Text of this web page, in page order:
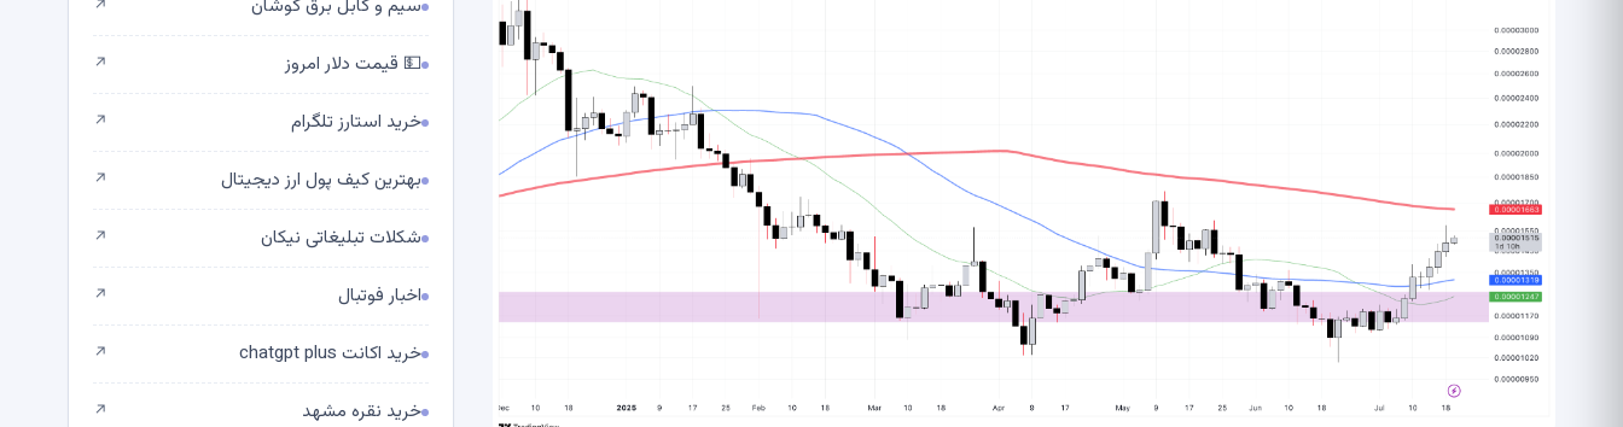
سیم و کابل برق کوشان ↗
💵 قیمت دلار امروز ↗
خرید استارز تلگرام ↗
بهترین کیف پول ارز دیجیتال ↗
شکلات تبلیغاتی نیکان ↗
اخبار فوتبال ↗
خرید اکانت chatgpt plus ↗
خرید نقره مشهد ↗